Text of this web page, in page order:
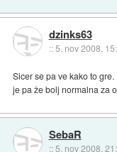
dzinks63
::5. nov 2008,
Sicer se pa ve kako to
je pa že bolj normalna za
SebaR
:: 5. nov 2008,